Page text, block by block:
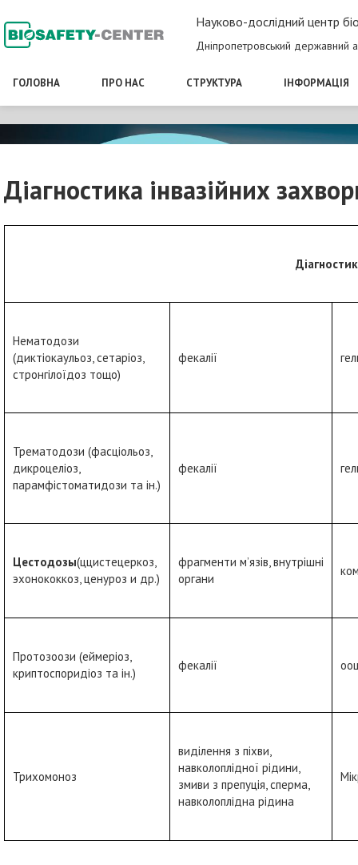
Науково-дослідний центр
Дніпропетровський державний
ГОЛОВНА ПРО НАС СТРУКТУРА ІНФОРМАЦІЯ
Діагностика інвазійних
Нематодози
(диктіокаульоз, сетаріоз,
стронгілоїдоз тощо)
фекалії
Трематодози (фасціольоз,
дикроцеліоз,
парамфістоматидози та ін.)
фекалії
Цестодозы(ццистецеркоз,
эхонококкоз, ценуроз и др.)
фрагменти м’язів, внутрішні
органи
Протозоози (еймеріоз,
криптоспоридіоз та ін.)
фекалії
Трихомоноз
виділення з піхви,
навколоплідної рідини,
змиви з препуція, сперма,
навколоплідна рідина